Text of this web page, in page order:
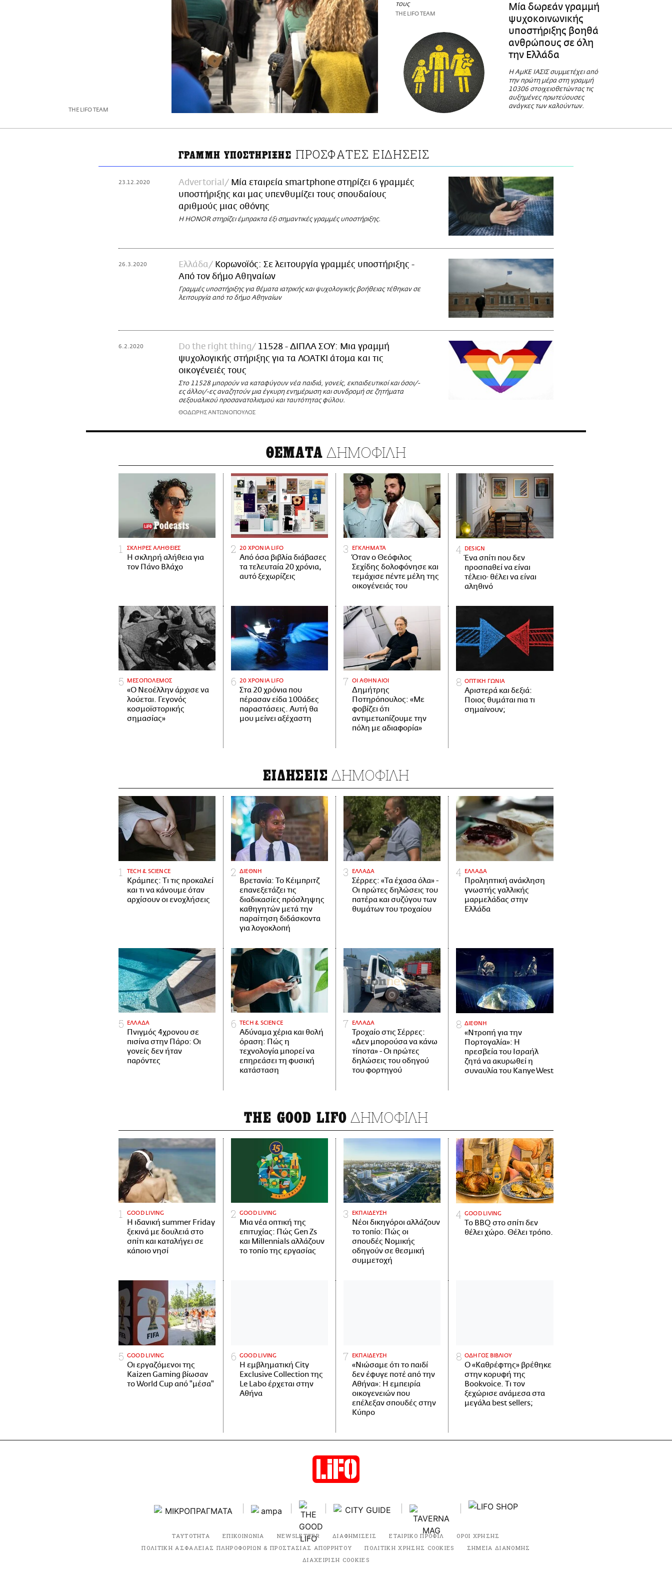
THE LIFO TEAM
τους
THE LIFO TEAM
Μία δωρεάν γραμμή
ψυχοκοινωνικής
υποστήριξης βοηθά
ανθρώπους σε όλη
την Ελλάδα
Η ΑμΚΕ ΙΑΣΙΣ συμμετέχει από
την πρώτη μέρα στη γραμμή
10306 στοιχειοθετώντας τις
αυξημένες πρωτεύουσες
ανάγκες των καλούντων.
ΓΡΑΜΜΗ ΥΠΟΣΤΗΡΙΞΗΣ ΠΡΟΣΦΑΤΕΣ ΕΙΔΗΣΕΙΣ
23.12.2020 Advertorial
Μία εταιρεία smartphone στηρίζει 6 γραμμές
υποστήριξης και μας υπενθυμίζει τους σπουδαίους
αριθμούς μιας οθόνης
Η HONOR στηρίζει έμπρακτα έξι σημαντικές γραμμές υποστήριξης.
26.3.2020 Ελλάδα
Κορωνοϊός: Σε λειτουργία γραμμές υποστήριξης -
Από τον δήμο Αθηναίων
Γραμμές υποστήριξης για θέματα ιατρικής και ψυχολογικής βοήθειας τέθηκαν σε
λειτουργία από το δήμο Αθηναίων
6.2.2020 Do the right thing
11528 - ΔΙΠΛΑ ΣΟΥ: Μια γραμμή
ψυχολογικής στήριξης για τα ΛΟΑΤΚΙ άτομα και τις
οικογένειές τους
Στο 11528 μπορούν να καταφύγουν νέα παιδιά, γονείς, εκπαιδευτικοί και όσοι/-
ες άλλοι/-ες αναζητούν μια έγκυρη ενημέρωση και συνδρομή σε ζητήματα
σεξουαλικού προσανατολισμού και ταυτότητας φύλου.
ΘΟΔΩΡΗΣ ΑΝΤΩΝΟΠΟΥΛΟΣ
ΘΕΜΑΤΑ ΔΗΜΟΦΙΛΗ
ΣΚΛΗΡΕΣ ΑΛΗΘΕΙΕΣ
H σκληρή αλήθεια για
τον Πάνο Βλάχο
20 ΧΡΟΝΙΑ LIFO
Από όσα βιβλία διάβασες
τα τελευταία 20 χρόνια,
αυτό ξεχωρίζεις
ΕΓΚΛΗΜΑΤΑ
Όταν ο Θεόφιλος
Σεχίδης δολοφόνησε και
τεμάχισε πέντε μέλη της
οικογένειάς του
DESIGN
Ένα σπίτι που δεν
προσπαθεί να είναι
τέλειο· θέλει να είναι
αληθινό
ΜΕΣΟΠΟΛΕΜΟΣ
«Ο Νεοέλλην άρχισε να
λούεται. Γεγονός
κοσμοϊστορικής
σημασίας»
20 ΧΡΟΝΙΑ LIFO
Στα 20 χρόνια που
πέρασαν είδα 100άδες
παραστάσεις. Αυτή θα
μου μείνει αξέχαστη
ΟΙ ΑΘΗΝΑΙΟΙ
Δημήτρης
Ποτηρόπουλος: «Με
φοβίζει ότι
αντιμετωπίζουμε την
πόλη με αδιαφορία»
ΟΠΤΙΚΗ ΓΩΝΙΑ
Αριστερά και δεξιά:
Ποιος θυμάται πια τι
σημαίνουν;
ΕΙΔΗΣΕΙΣ ΔΗΜΟΦΙΛΗ
ΤECH & SCIENCE
Κράμπες: Τι τις προκαλεί
και τι να κάνουμε όταν
αρχίσουν οι ενοχλήσεις
ΔΙΕΘΝΗ
Βρετανία: Το Κέιμπριτζ
επανεξετάζει τις
διαδικασίες πρόσληψης
καθηγητών μετά την
παραίτηση διδάσκοντα
για λογοκλοπή
ΕΛΛΑΔΑ
Σέρρες: «Τα έχασα όλα» -
Οι πρώτες δηλώσεις του
πατέρα και συζύγου των
θυμάτων του τροχαίου
ΕΛΛΑΔΑ
Προληπτική ανάκληση
γνωστής γαλλικής
μαρμελάδας στην
Ελλάδα
ΕΛΛΑΔΑ
Πνιγμός 4χρονου σε
πισίνα στην Πάρο: Οι
γονείς δεν ήταν
παρόντες
ΤECH & SCIENCE
Αδύναμα χέρια και θολή
όραση: Πώς η
τεχνολογία μπορεί να
επηρεάσει τη φυσική
κατάσταση
ΕΛΛΑΔΑ
Τροχαίο στις Σέρρες:
«Δεν μπορούσα να κάνω
τίποτα» - Οι πρώτες
δηλώσεις του οδηγού
του φορτηγού
ΔΙΕΘΝΗ
«Ντροπή για την
Πορτογαλία»: Η
πρεσβεία του Ισραήλ
ζητά να ακυρωθεί η
συναυλία του Kanye West
THE GOOD LIFO ΔΗΜΟΦΙΛΗ
GOOD LIVING
Η ιδανική summer Friday
ξεκινά με δουλειά στο
σπίτι και καταλήγει σε
κάποιο νησί
GOOD LIVING
Μια νέα οπτική της
επιτυχίας: Πώς Gen Zs
και Millennials αλλάζουν
το τοπίο της εργασίας
ΕΚΠΑΙΔΕΥΣΗ
Νέοι δικηγόροι αλλάζουν
το τοπίο: Πώς οι
σπουδές Νομικής
οδηγούν σε θεσμική
συμμετοχή
GOOD LIVING
Το BBQ στο σπίτι δεν
θέλει χώρο. Θέλει τρόπο.
GOOD LIVING
Οι εργαζόμενοι της
Kaizen Gaming βίωσαν
το World Cup από "μέσα"
GOOD LIVING
Η εμβληματική City
Exclusive Collection της
Le Labo έρχεται στην
Αθήνα
ΕΚΠΑΙΔΕΥΣΗ
«Νιώσαμε ότι το παιδί
δεν έφυγε ποτέ από την
Αθήνα»: Η εμπειρία
οικογενειών που
επέλεξαν σπουδές στην
Κύπρο
ΟΔΗΓΟΣ ΒΙΒΛΙΟΥ
Ο «Καθρέφτης» βρέθηκε
στην κορυφή της
Bookvoice. Τι τον
ξεχώρισε ανάμεσα στα
μεγάλα best sellers;
ΤΑΥΤΟΤΗΤΑ ΕΠΙΚΟΙΝΩΝΙΑ NEWSLETTER ΔΙΑΦΗΜΙΣΕΙΣ ΕΤΑΙΡΙΚΟ ΠΡΟΦΙΛ
ΟΡΟΙ ΧΡΗΣΗΣ
ΠΟΛΙΤΙΚΗ ΑΣΦΑΛΕΙΑΣ ΠΛΗΡΟΦΟΡΙΩΝ & ΠΡΟΣΤΑΣΙΑΣ ΑΠΟΡΡΗΤΟΥ
ΠΟΛΙΤΙΚΗ ΧΡΗΣΗΣ COOKIES
ΣΗΜΕΙΑ ΔΙΑΝΟΜΗΣ
ΔΙΑΧΕΙΡΙΣΗ COOKIES